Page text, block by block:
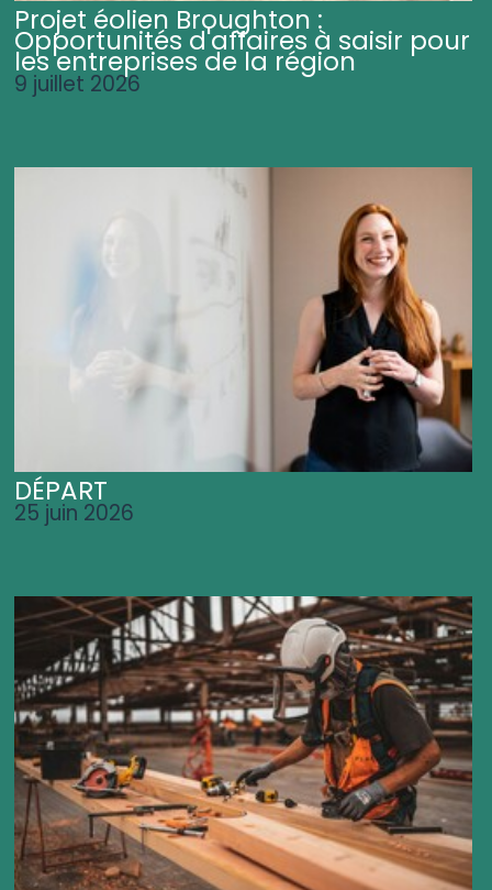
Projet éolien Broughton :
Opportunités d'affaires à saisir pour
les entreprises de la région
9 juillet 2026
DÉPART
25 juin 2026